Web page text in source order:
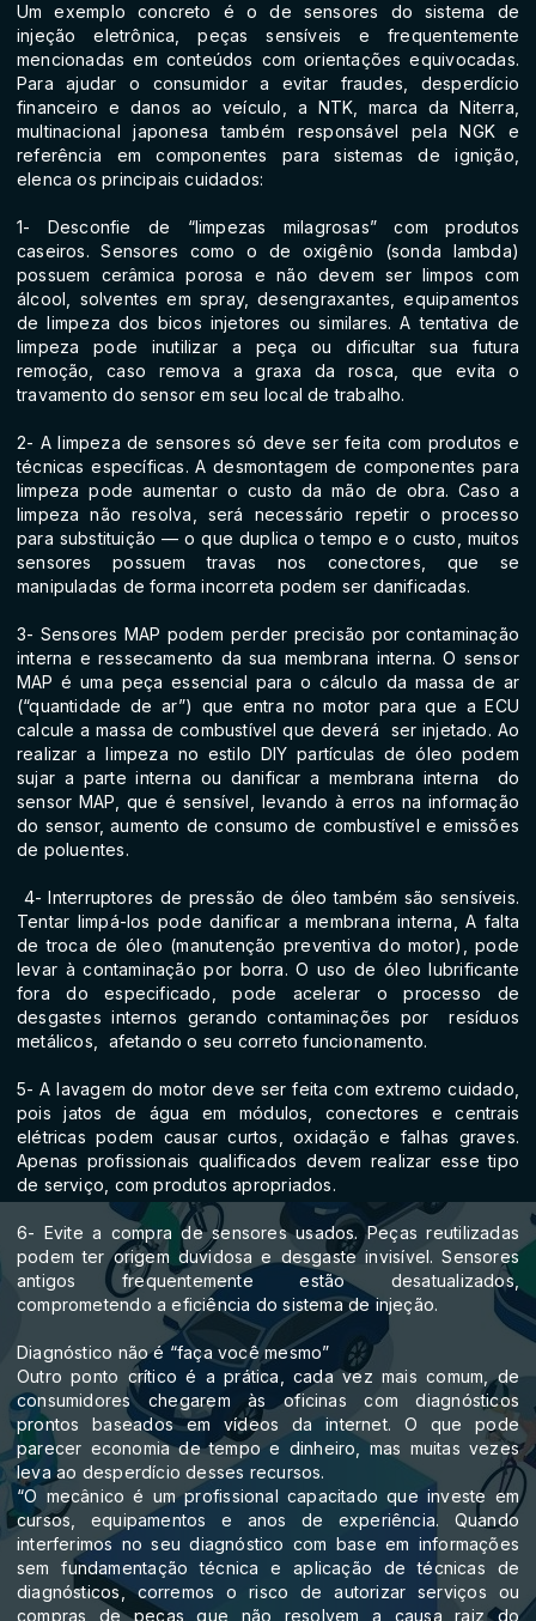
Um exemplo concreto é o de sensores do sistema de
injeção eletrônica, peças sensíveis e frequentemente
mencionadas em conteúdos com orientações equivocadas.
Para ajudar o consumidor a evitar fraudes, desperdício
financeiro e danos ao veículo, a NTK, marca da Niterra,
multinacional japonesa também responsável pela NGK e
referência em componentes para sistemas de ignição,
elenca os principais cuidados:
1- Desconfie de “limpezas milagrosas” com produtos
caseiros. Sensores como o de oxigênio (sonda lambda)
possuem cerâmica porosa e não devem ser limpos com
álcool, solventes em spray, desengraxantes, equipamentos
de limpeza dos bicos injetores ou similares. A tentativa de
limpeza pode inutilizar a peça ou dificultar sua futura
remoção, caso remova a graxa da rosca, que evita o
travamento do sensor em seu local de trabalho.
2- A limpeza de sensores só deve ser feita com produtos e
técnicas específicas. A desmontagem de componentes para
limpeza pode aumentar o custo da mão de obra. Caso a
limpeza não resolva, será necessário repetir o processo
para substituição — o que duplica o tempo e o custo, muitos
sensores possuem travas nos conectores, que se
manipuladas de forma incorreta podem ser danificadas.
3- Sensores MAP podem perder precisão por contaminação
interna e ressecamento da sua membrana interna. O sensor
MAP é uma peça essencial para o cálculo da massa de ar
(“quantidade de ar”) que entra no motor para que a ECU
calcule a massa de combustível que deverá ser injetado. Ao
realizar a limpeza no estilo DIY partículas de óleo podem
sujar a parte interna ou danificar a membrana interna do
sensor MAP, que é sensível, levando à erros na informação
do sensor, aumento de consumo de combustível e emissões
de poluentes.
4- Interruptores de pressão de óleo também são sensíveis.
Tentar limpá-los pode danificar a membrana interna, A falta
de troca de óleo (manutenção preventiva do motor), pode
levar à contaminação por borra. O uso de óleo lubrificante
fora do especificado, pode acelerar o processo de
desgastes internos gerando contaminações por resíduos
metálicos, afetando o seu correto funcionamento.
5- A lavagem do motor deve ser feita com extremo cuidado,
pois jatos de água em módulos, conectores e centrais
elétricas podem causar curtos, oxidação e falhas graves.
Apenas profissionais qualificados devem realizar esse tipo
de serviço, com produtos apropriados.
6- Evite a compra de sensores usados. Peças reutilizadas
podem ter origem duvidosa e desgaste invisível. Sensores
antigos frequentemente estão desatualizados,
comprometendo a eficiência do sistema de injeção.
Diagnóstico não é “faça você mesmo”
Outro ponto crítico é a prática, cada vez mais comum, de
consumidores chegarem às oficinas com diagnósticos
prontos baseados em vídeos da internet. O que pode
parecer economia de tempo e dinheiro, mas muitas vezes
leva ao desperdício desses recursos.
“O mecânico é um profissional capacitado que investe em
cursos, equipamentos e anos de experiência. Quando
interferimos no seu diagnóstico com base em informações
sem fundamentação técnica e aplicação de técnicas de
diagnósticos, corremos o risco de autorizar serviços ou
compras de peças que não resolvem a causa raiz do